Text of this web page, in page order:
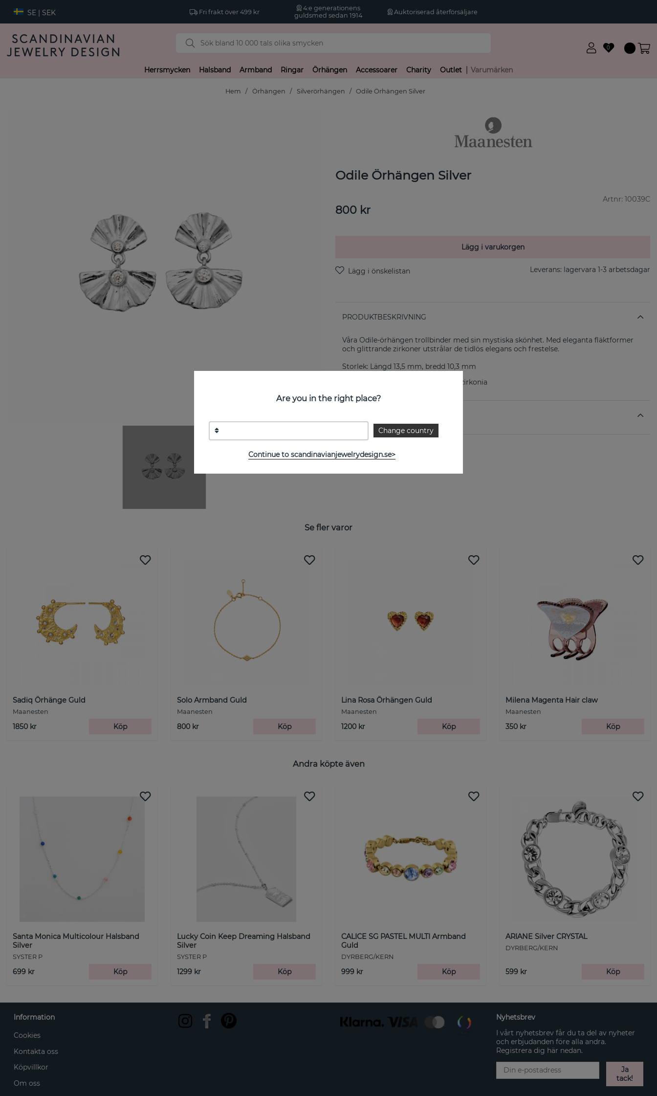
SE | SEK Fri frakt över 499 kr
4:e generationens
guldsmed sedan 1914
Auktoriserad återförsäljare
0
Herrsmycken Halsband Armband Ringar Örhängen Accessoarer Charity Outlet Varumärken
Hem Örhängen Silverörhängen Odile Örhängen Silver
Odile Örhängen Silver
Artnr: 10039C
800 kr
Lägg i varukorgen
Leverans: lagervara 1-3 arbetsdagar
PRODUKTBESKRIVNING
Våra Odile-örhängen trollbinder med sin mystiska skönhet. Med eleganta fläktformer
och glittrande zirkoner utstrålar de tidlös elegans och frestelse.
Storlek: Längd 13,5 mm, bredd 10,3 mm
Återvunnet sterlingsilver (925), vit zirkonia
Se fler varor
Sadiq Örhänge Guld
Maanesten
1850 kr Köp
Solo Armband Guld
Maanesten
800 kr Köp
Lina Rosa Örhängen Guld
Maanesten
1200 kr Köp
Milena Magenta Hair claw
Maanesten
350 kr Köp
Andra köpte även
Santa Monica Multicolour Halsband
Silver
SYSTER P
699 kr Köp
Lucky Coin Keep Dreaming Halsband
Silver
SYSTER P
1299 kr Köp
CALICE SG PASTEL MULTI Armband
Guld
DYRBERG/KERN
999 kr Köp
ARIANE Silver CRYSTAL
DYRBERG/KERN
599 kr Köp
Are you in the right place?
Change country
Continue to scandinavianjewelrydesign.se>
Information
Cookies
Kontakta oss
Köpvillkor
Om oss
Nyhetsbrev
I vårt nyhetsbrev får du ta del av nyheter
och erbjudanden före alla andra.
Registrera dig här nedan.
Ja
tack!